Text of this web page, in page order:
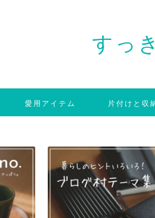
すっ
愛用アイテム 片付けと収